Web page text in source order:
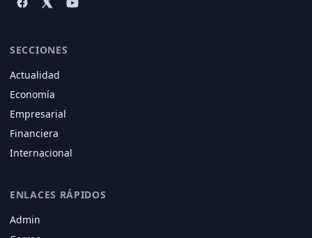
SECCIONES
Actualidad
Economía
Empresarial
Financiera
Internacional
ENLACES RÁPIDOS
Admin